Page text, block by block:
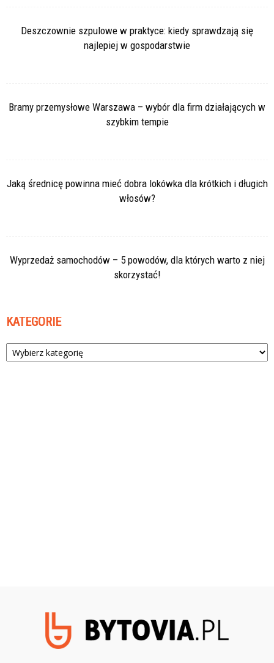
Deszczownie szpulowe w praktyce: kiedy sprawdzają się
najlepiej w gospodarstwie
Bramy przemysłowe Warszawa – wybór dla firm działających w
szybkim tempie
Jaką średnicę powinna mieć dobra lokówka dla krótkich i długich
włosów?
Wyprzedaż samochodów – 5 powodów, dla których warto z niej
skorzystać!
KATEGORIE
Kategorie